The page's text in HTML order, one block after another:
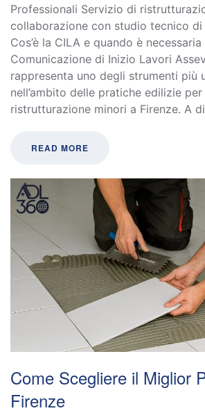
Professionali Servizio di
collaborazione con studio tecnico
Cos’è la CILA e quando è
Comunicazione di Inizio Lavori
rappresenta uno degli strumenti più
nell’ambito delle pratiche edilizie
ristrutturazione minori a Firenze. A
READ MORE
Come Scegliere il Miglior
Firenze